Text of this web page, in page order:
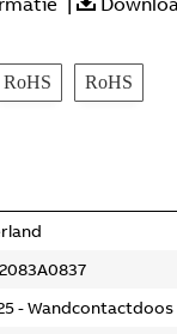
RoHS RoHS
- Wandcontactdoos